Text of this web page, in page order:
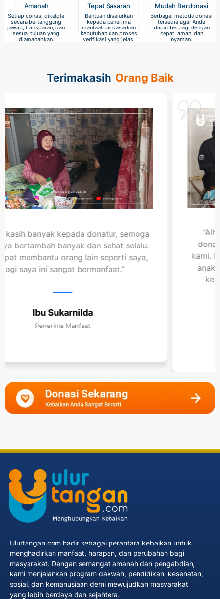
Amanah
Setiap donasi dikelola
secara bertanggung
jawab, transparan, dan
sesuai tujuan yang
diamanahkan.
Tepat Sasaran
Bantuan disalurkan
kepada penerima
manfaat berdasarkan
kebutuhan dan proses
verifikasi yang jelas.
Mudah Berdonasi
Berbagai metode donasi
tersedia agar Anda
dapat berbagi dengan
cepat, aman, dan
nyaman.
Terimakasih Orang Baik
“Alhamdulillah, terima kasih kepada para
donatur Ulurtangan yang sudah membantu
kami. Bantuan ini sangat berarti bagi saya dan
anak-anak. Semoga Allah membalas semua
Ulurtangan.com hadir sebagai perantara kebaikan untuk
menghadirkan manfaat, harapan, dan perubahan bagi
masyarakat. Dengan semangat amanah dan pengabdian,
kami menjalankan program dakwah, pendidikan, kesehatan,
sosial, dan kemanusiaan demi mewujudkan masyarakat
yang lebih berdaya dan sejahtera.